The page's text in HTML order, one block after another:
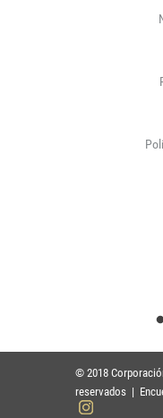
© 2018
reservados |